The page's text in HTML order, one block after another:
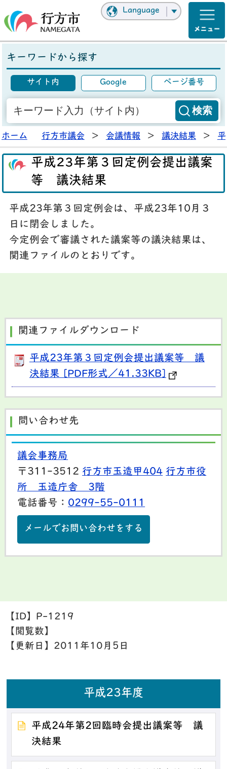
Language
キーワードから探す
サイト内 Google ページ番号
ホーム 行方市議会 > 会議情報 > 議決結果 >
平成23年第３回定例会提出議案
等 議決結果
平成23年第３回定例会は、平成23年10月３
日に閉会しました。
今定例会で審議された議案等の議決結果は、
関連ファイルのとおりです。
関連ファイルダウンロード
平成23年第３回定例会提出議案等 議
決結果 [PDF形式／41.33KB]
問い合わせ先
議会事務局
〒311-3512 行方市玉造甲404 行方市役
所 玉造庁舎 3階
電話番号： 0299-55-0111
メールでお問い合わせをする
【ID】 P-1219
【閲覧数】
【更新日】 2011年10月5日
平成23年度
平成24年第2回臨時会提出議案等 議
決結果